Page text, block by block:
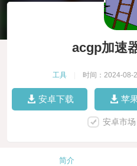
acgp加速
工具 时间：2024-08-
安卓下载 苹
安卓市
简介